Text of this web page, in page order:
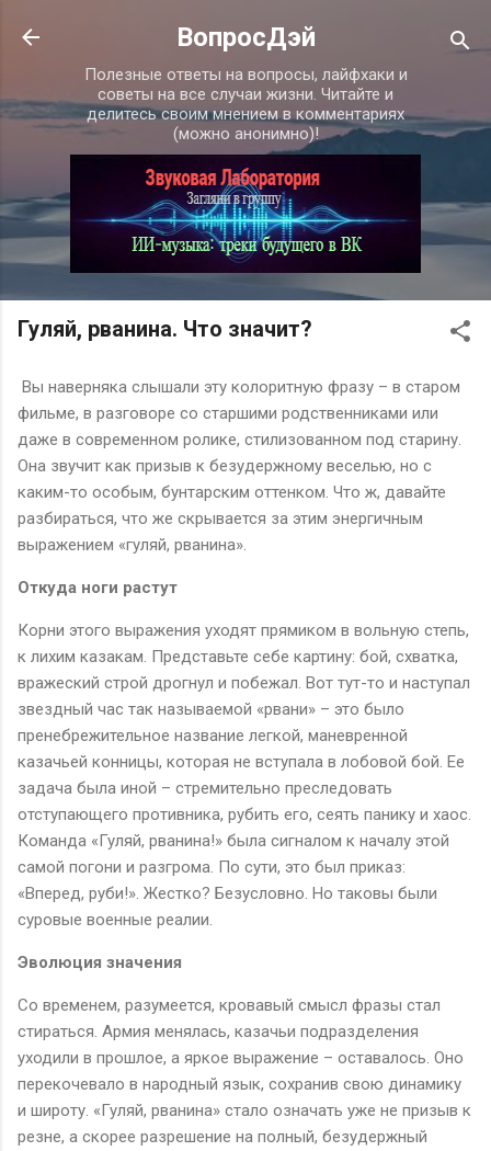
К основному контенту
ВопросДэй
Полезные ответы на вопросы, лайфхаки и
советы на все случаи жизни. Читайте и
делитесь своим мнением в комментариях
(можно анонимно)!
Гуляй, рванина. Что значит?
Вы наверняка слышали эту колоритную фразу – в старом
фильме, в разговоре со старшими родственниками или
даже в современном ролике, стилизованном под старину.
Она звучит как призыв к безудержному веселью, но с
каким-то особым, бунтарским оттенком. Что ж, давайте
разбираться, что же скрывается за этим энергичным
выражением «гуляй, рванина».
Откуда ноги растут
Корни этого выражения уходят прямиком в вольную степь,
к лихим казакам. Представьте себе картину: бой, схватка,
вражеский строй дрогнул и побежал. Вот тут-то и наступал
звездный час так называемой «рвани» – это было
пренебрежительное название легкой, маневренной
казачьей конницы, которая не вступала в лобовой бой. Ее
задача была иной – стремительно преследовать
отступающего противника, рубить его, сеять панику и хаос.
Команда «Гуляй, рванина!» была сигналом к началу этой
самой погони и разгрома. По сути, это был приказ:
«Вперед, руби!». Жестко? Безусловно. Но таковы были
суровые военные реалии.
Эволюция значения
Со временем, разумеется, кровавый смысл фразы стал
стираться. Армия менялась, казачьи подразделения
уходили в прошлое, а яркое выражение – оставалось. Оно
перекочевало в народный язык, сохранив свою динамику
и широту. «Гуляй, рванина» стало означать уже не призыв к
резне, а скорее разрешение на полный, безудержный